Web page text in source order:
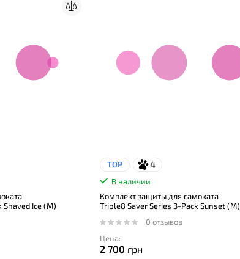
Shaved Ice (M)
TOP 4
В наличии
Комплект защиты для самоката
Triple8 Saver Series 3-Pack Sunset (M)
0 отзывов
Цена:
2 700 грн